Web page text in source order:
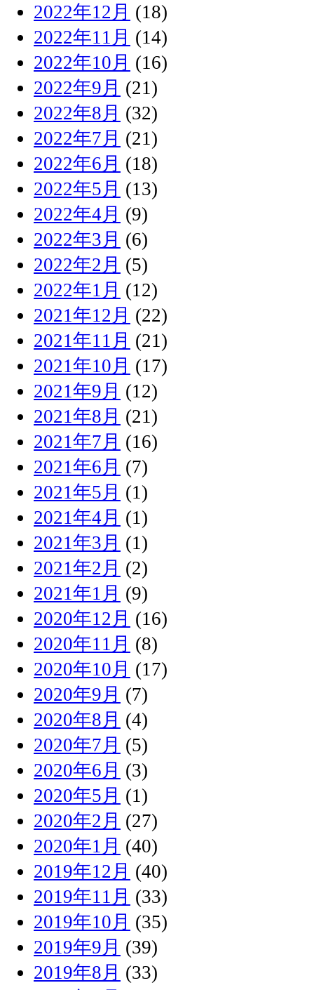
2022年12月 (18)
2022年11月 (14)
2022年10月 (16)
2022年9月 (21)
2022年8月 (32)
2022年7月 (21)
2022年6月 (18)
2022年5月 (13)
2022年4月 (9)
2022年3月 (6)
2022年2月 (5)
2022年1月 (12)
2021年12月 (22)
2021年11月 (21)
2021年10月 (17)
2021年9月 (12)
2021年8月 (21)
2021年7月 (16)
2021年6月 (7)
2021年5月 (1)
2021年4月 (1)
2021年3月 (1)
2021年2月 (2)
2021年1月 (9)
2020年12月 (16)
2020年11月 (8)
2020年10月 (17)
2020年9月 (7)
2020年8月 (4)
2020年7月 (5)
2020年6月 (3)
2020年5月 (1)
2020年2月 (27)
2020年1月 (40)
2019年12月 (40)
2019年11月 (33)
2019年10月 (35)
2019年9月 (39)
2019年8月 (33)